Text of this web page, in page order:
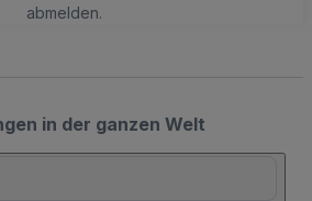
abmelden.
in der ganzen Welt